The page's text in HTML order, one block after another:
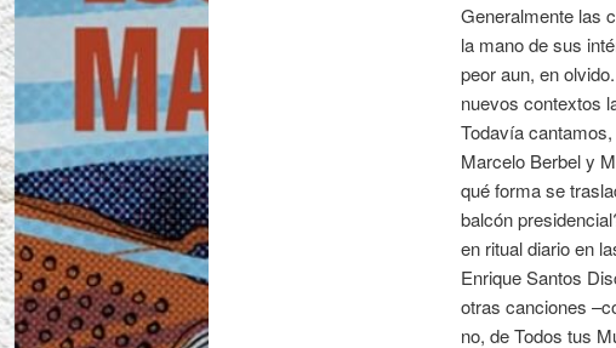
Generalmente las
la mano de sus
peor aun, en
nuevos contextos
Todavía
Marcelo Berbel y
qué forma se
balcón
en ritual diario en
Enrique Santos
otras canciones
no, de Todos tus